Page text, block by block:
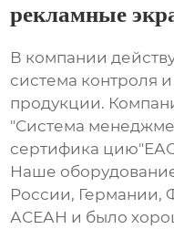
рекламные
В компании
система контроля
продукции.
"Система
сертифика
Наше
России, Германии,
АСЕАН и было